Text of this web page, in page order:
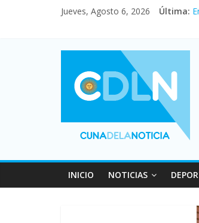
Jueves, Agosto 6, 2026 Última:
INICIO NOTICIAS